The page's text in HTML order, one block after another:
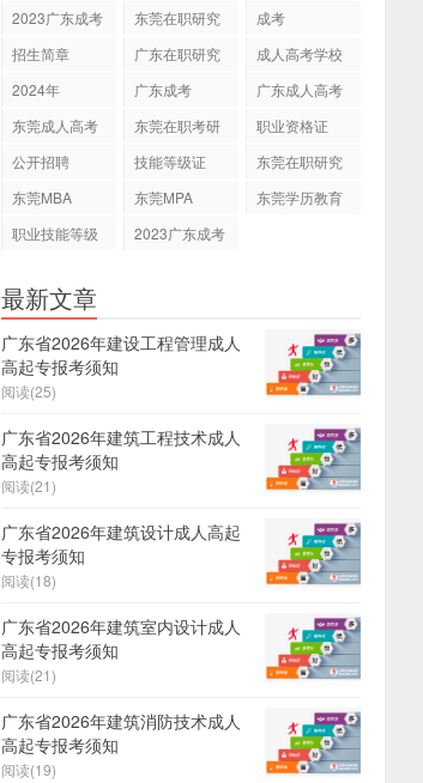
2023广东成考
东莞在职研究
成考
招生简章
广东在职研究
成人高考学校
2024年
广东成考
广东成人高考
东莞成人高考
东莞在职考研
职业资格证
公开招聘
技能等级证
东莞在职研究
东莞MBA 东莞MPA
东莞学历教育
职业技能等级
2023广东成考
最新文章
广东省2026年建设工程管理成人
高起专报考须知
阅读(25)
广东省2026年建筑工程技术成人
高起专报考须知
阅读(21)
广东省2026年建筑设计成人高起
专报考须知
阅读(18)
广东省2026年建筑室内设计成人
高起专报考须知
阅读(21)
广东省2026年建筑消防技术成人
高起专报考须知
阅读(19)